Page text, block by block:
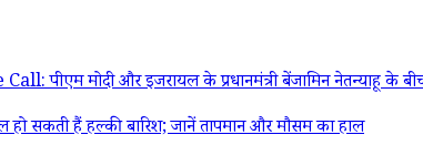
मोदी और इजरायल के प्रधानमंत्री बेंजामिन नेतन्याहू के बीच
हैं हल्की बारिश; जानें तापमान और मौसम का हाल